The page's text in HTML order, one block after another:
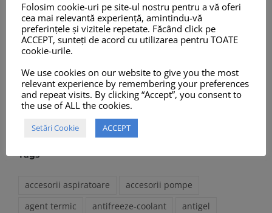
Aspiratoare Profesionale
Accesorii și Piese de Schimb
Pro-X Industrial
Promoționale Pro-X
Tags
accesorii aspiratoare
accesorii pompe
agent termic
antifreeze-coolant
antigel
Folosim cookie-uri pe site-ul nostru pentru a vă oferi
cea mai relevantă experiență, amintindu-vă
preferințele și vizitele repetate. Făcând click pe
ACCEPT, sunteți de acord cu utilizarea pentru TOATE
cookie-urile.
We use cookies on our website to give you the most
relevant experience by remembering your preferences
and repeat visits. By clicking “Accept”, you consent to
the use of ALL the cookies.
Setări Cookie ACCEPT